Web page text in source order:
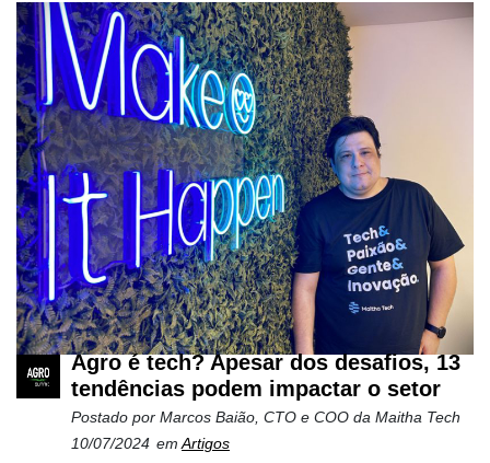
Agro é tech? Apesar dos desafios, 13
tendências podem impactar o setor
Postado por Marcos Baião, CTO e COO da Maitha Tech
10/07/2024 emArtigos